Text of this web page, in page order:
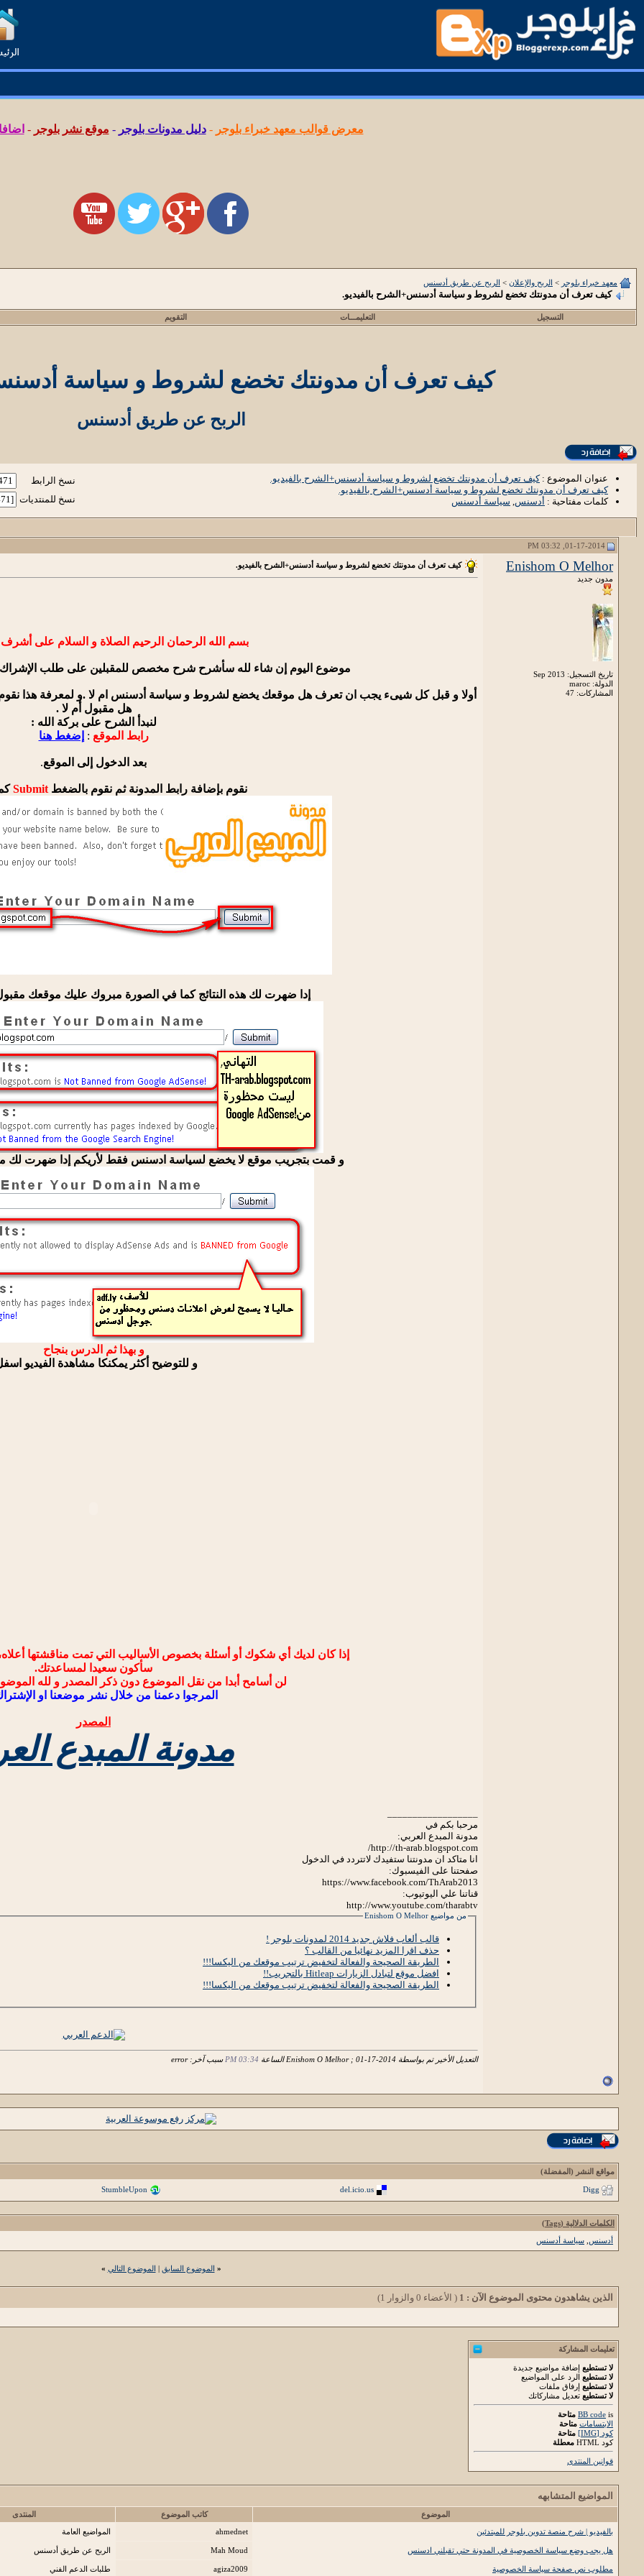
معرض قوالب معهد خبراء بلوجر -دليل مدونات بلوجر - موقع نشر بلوجر -
معهد خبراء بلوجر > الربح والإعلان > الربح عن طريق أدسنس
كيف تعرف أن مدونتك تخضع لشروط و سياسة أدسنس+الشرح بالفيديو.
التسجيل التعليمـــات التقويم
كيف تعرف أن مدونتك تخضع لشروط و سياسة
الربح عن طريق أدسنس
عنوان الموضوع :كيف تعرف أن مدونتك تخضع لشروط و سياسة أدسنس+الشرح بالفيديو.
كيف تعرف أن مدونتك تخضع لشروط و سياسة أدسنس+الشرح بالفيديو.
كلمات مفتاحية : أدسنس, سياسة أدسنس
نسخ الرابط
نسخ للمنتديات
Enishom O Melhor
مدون جديد
تاريخ التسجيل: Sep 2013
الدولة: maroc
المشاركات: 47
كيف تعرف أن مدونتك تخضع لشروط و سياسة أدسنس+الشرح بالفيديو.
بسم الله الرحمان الرحيم الصلاة و السلام على
موضوع اليوم إن شاء لله سأشرح شرح مخصص للمقبلين على طلب
أولا و قبل كل شيىء يجب ان تعرف هل موقعك يخضع لشروط و سياسة أدسنس ام لا .و لمعرفة هذا
هل مقبول أم لا .
لنبدأ الشرح على بركة الله :
رابط الموقع : إضغط هنا
بعد الدخول إلى الموقع.
نقوم بإضافة رابط المدونة ثم نقوم بالضغط Submit
إدا ضهرت لك هذه النتائج كما في الصورة مبروك عليك موقعك
و قمت بتجريب موقع لا يخضع لسياسة ادسنس فقط لأريكم إدا ضهرت لك
و بهذا ثم الدرس بنجاح
و للتوضيح أكثر يمكنكا مشاهدة الفيديو
إذا كان لديك أي شكوك أو أسئلة بخصوص الأساليب التي تمت مناقشتها
سأكون سعيدا لمساعدتك.
لن أسامح أبدا من نقل الموضوع دون ذكر المصدر و لله
المرجوا دعمنا من خلال نشر موضعنا او
المصدر
مدونة المبدع
مرحبا بكم في
مدونة المبدع العربي:
http://th-arab.blogspot.com/
انا متاكد ان مدونتنا ستفيدك لاتتردد في الدخول
صفحتنا على الفيسبوك:
https://www.facebook.com/ThArab2013
قناتنا علي اليوتيوب:
http://www.youtube.com/tharabtv
من مواضيع Enishom O Melhor
قالب ألعاب فلاش جديد 2014 لمدونات بلوجر !
حذف اقرا المزيد نهائيا من القالب ؟
الطريقة الصحيحة والفعالة لتخفيض ترتيب موقعك من اليكسا!!!
افضل موقع لتبادل الزيارات Hitleap بالتجريب!!
الطريقة الصحيحة والفعالة لتخفيض ترتيب موقعك من اليكسا!!!
التعديل الأخير تم بواسطة Enishom O Melhor ; 01-17-2014 الساعة 03:34 PM سبب آخر: error
مواقع النشر (المفضلة)
Digg
del.icio.us
StumbleUpon
الكلمات الدلالية (Tags)
أدسنس سياسة أدسنس
« الموضوع السابق | الموضوع التالي »
الذين يشاهدون محتوى الموضوع الآن : 1 ( الأعضاء 0 والزوار 1)
تعليمات المشاركة
لا تستطيع إضافة مواضيع جديدة
لا تستطيع الرد على المواضيع
لا تستطيع إرفاق ملفات
لا تستطيع تعديل مشاركاتك
BB code is
متاحة
الابتسامات متاحة
كود [IMG]
متاحة
كود HTML
معطلة
قوانين المنتدى
المواضيع المتشابهه
الموضوع كاتب الموضوع
المنتدى
بالفيديو | شرح منصة تدوين بلوجر للمبتدئين
ahmednet المواضيع العامة
هل يجب وضع سياسة الخصوصية في المدونة حتي تقبلني ادسنس Mah Moud الربح عن طريق أدسنس
مطلوب نص صفحة سياسة الخصوصية agiza2009 طلبات الدعم الفني